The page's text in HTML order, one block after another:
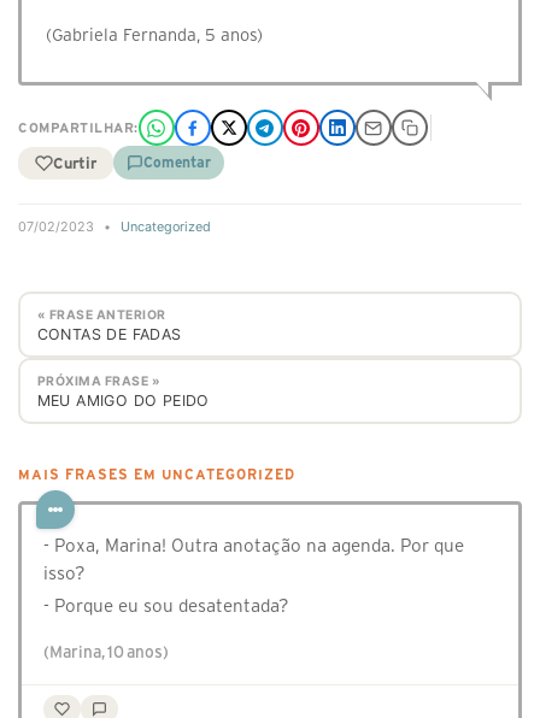
(Gabriela Fernanda, 5 anos)
COMPARTILHAR:
Curtir Comentar
07/02/2023 • Uncategorized
« FRASE ANTERIOR
CONTAS DE FADAS
PRÓXIMA FRASE »
MEU AMIGO DO PEIDO
MAIS FRASES EM UNCATEGORIZED
- Poxa, Marina! Outra anotação na agenda. Por que
isso?
- Porque eu sou desatentada?
(Marina, 10 anos)